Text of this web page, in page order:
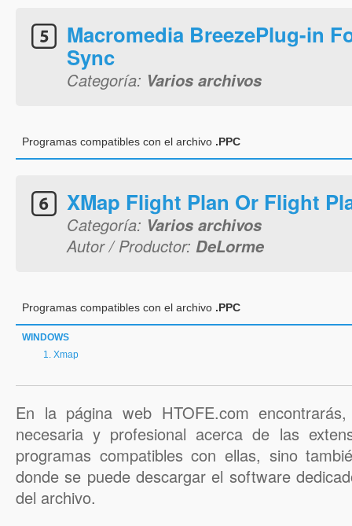
Macromedia BreezePlug-in
Sync
Categoría: Varios archivos
Programas compatibles con el archivo .PPC
XMap Flight Plan Or Flight
Categoría: Varios archivos
Autor / Productor: DeLorme
Programas compatibles con el archivo .PPC
WINDOWS
Xmap
En la página web HTOFE.com
necesaria y profesional acerca de las
programas compatibles con ellas, sino
donde se puede descargar el software
del archivo.